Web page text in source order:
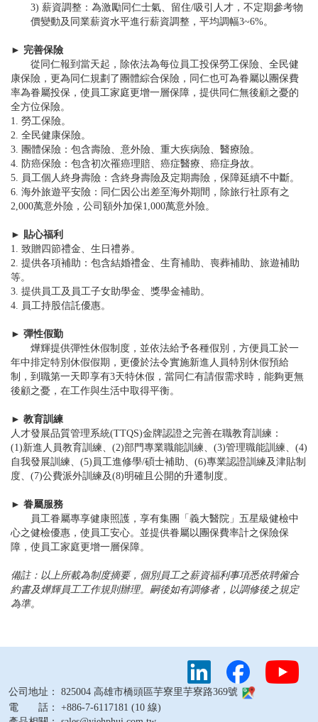
3) 薪資調整：為激勵同仁士氣、留住/吸引人才，不定期參考物
價變動及同業薪資水平進行薪資調整，平均調幅3~6%。
► 完善保險
從同仁報到當天起，除依法為每位員工投保勞工保險、全民健
康保險，更為同仁規劃了團體綜合保險，同仁也可為眷屬以團保費
率為眷屬投保，使員工家庭更增一層保障，提供同仁無後顧之憂的
全方位保險。
1. 勞工保險。
2. 全民健康保險。
3. 團體保險：包含壽險、意外險、重大疾病險、醫療險。
4. 防癌保險：包含初次罹癌理賠、癌症醫療、癌症身故。
5. 員工個人終身壽險：含終身壽險及定期壽險，保障延續不中斷。
6. 海外旅遊平安險：同仁因公出差至海外期間，除旅行社原有之
2,000萬意外險，公司額外加保1,000萬意外險。
► 貼心福利
1. 致贈四節禮金、生日禮券。
2. 提供各項補助：包含結婚禮金、生育補助、喪葬補助、旅遊補助
等。
3. 提供員工及員工子女助學金、獎學金補助。
4. 員工持股信託優惠。
► 彈性假勤
燁輝提供彈性休假制度，並依法給予各種假別，方便員工於一
年中排定特別休假假期，更優於法令實施新進人員特別休假預給
制，到職第一天即享有3天特休假，當同仁有請假需求時，能夠更無
後顧之憂，在工作與生活中取得平衡。
► 教育訓練
人才發展品質管理系統(TTQS)金牌認證之完善在職教育訓練：
(1)新進人員教育訓練、(2)部門專業職能訓練、(3)管理職能訓練、(4)
自我發展訓練、(5)員工進修學/碩士補助、(6)專業認證訓練及津貼制
度、(7)公費派外訓練及(8)明確且公開的升遷制度。
► 眷屬服務
員工眷屬專享健康照護，享有集團「義大醫院」五星級健檢中
心之健檢優惠，使員工安心。並提供眷屬以團保費率計之保險保
障，使員工家庭更增一層保障。
備註：以上所載為制度摘要，個別員工之薪資福利事項悉依聘僱合
約書及燁輝員工工作規則辦理。嗣後如有調修者，以調修後之規定
為準。
公司地址： 825004 高雄市橋頭區芋寮里芋寮路369號
電 話： +886-7-6117181 (10 線)